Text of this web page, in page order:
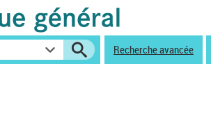
Recherche avancée